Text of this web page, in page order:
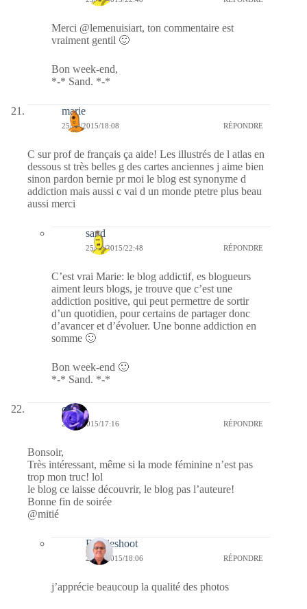
Merci @lemenuisiart, ton commentaire est
vraiment gentil 🙂
Bon week-end,
*-* Sand. *-*
marie
25/09/2015/18:08 RÉPONDRE
C sur prof de français ça aide! Les illustrés de l atlas en
dessous st très belles g des cartes anciennes j aime bien
sinon pardon bernie pr moi le blog est synonyme d
addiction mais aussi c vai d un monde ptetre plus beau
aussi merci
sand
25/09/2015/22:48 RÉPONDRE
C’est vrai Marie: le blog addictif, es blogueurs
aiment leurs blogs, je trouve que c’est une
addiction positive, qui peut permettre de sortir
d’un quotidien, pour certains de partager donc
d’avancer et d’évoluer. Une bonne addiction en
somme 🙂
Bon week-end 🙂
*-* Sand. *-*
covix
25/09/2015/17:16 RÉPONDRE
Bonsoir,
Très intéressant, même si la mode féminine n’est pas
trop mon truc! lol
le blog ce laisse découvrir, le blog pas l’auteure!
Bonne fin de soirée
@mitié
Bernieshoot
25/09/2015/18:06 RÉPONDRE
j’apprécie beaucoup la qualité des photos